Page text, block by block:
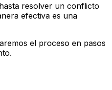
resolver un conflicto
efectiva es una
el proceso en pasos